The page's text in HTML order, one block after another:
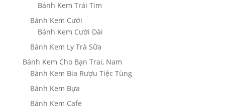
Bánh Kem Trái Tim
Bánh Kem Cưới
Bánh Kem Cưới Dài
Bánh Kem Ly Trà Sữa
Bánh Kem Cho Bạn Trai, Nam
Bánh Kem Bia Rượu Tiệc Tùng
Bánh Kem Bựa
Bánh Kem Cafe